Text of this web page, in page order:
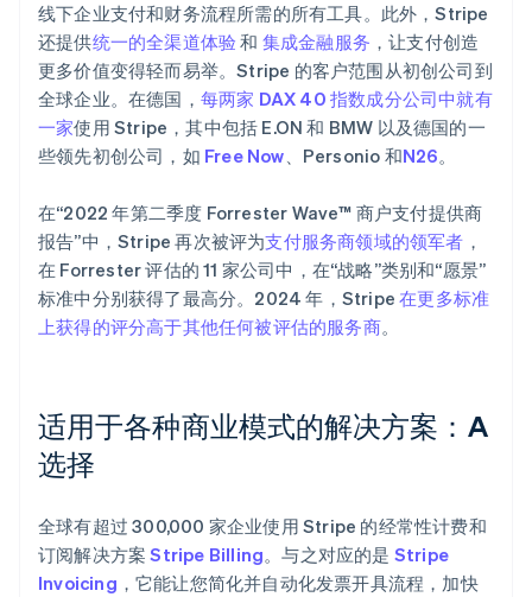
线下企业支付和财务流程所需的所有工具。此外，Stripe
还提供统一的全渠道体验 和 集成金融服务 ，让支付创造
更多价值变得轻而易举。Stripe 的客户范围从初创公司到
全球企业。在德国， 每两家 DAX 40 指数成分公司中就有
一家使用 Stripe，其中包括 E.ON 和 BMW 以及德国的一
些领先初创公司，如 Free Now、Personio 和N26。
在“2022 年第二季度 Forrester Wave™ 商户支付提供商
报告”中，Stripe 再次被评为支付服务商领域的领军者 ，
在 Forrester 评估的 11 家公司中，在“战略”类别和“愿景”
标准中分别获得了最高分。2024 年，Stripe在更多标准
上获得的评分高于其他任何被评估的服务商。
适用于各种商业模式的解决方案：A
选择
全球有超过 300,000 家企业使用 Stripe 的经常性计费和
订阅解决方案Stripe Billing。与之对应的是 Stripe
Invoicing ，它能让您简化并自动化发票开具流程，加快